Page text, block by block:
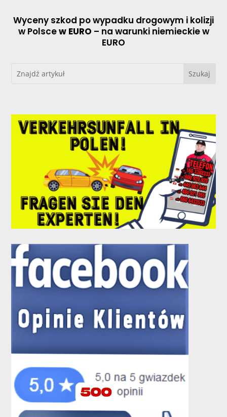
Wyceny szkod po wypadku drogowym i kolizji
w Polscew EURO – na warunki niemieckie w
EURO